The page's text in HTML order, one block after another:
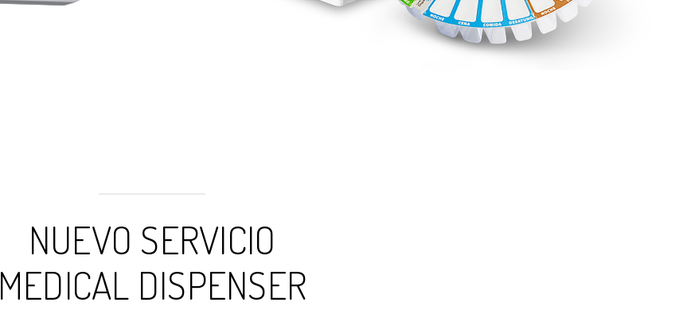
NUEVO SERVICIO
MEDICAL DISPENSER